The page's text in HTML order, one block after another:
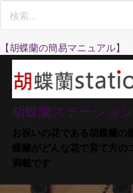
【胡蝶蘭の簡易マニュアル】
胡蝶蘭ステーション